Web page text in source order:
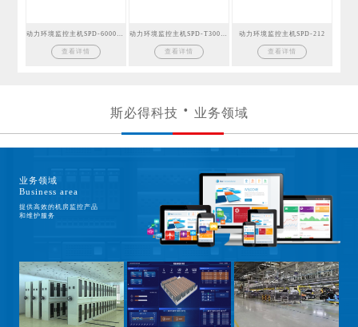
查看详情 查看详情
动力环境监控主机SPD-212
查看详情
斯必得科技 业务领域
业务领域
Business area
提供高效的机房监控产品
和维护服务